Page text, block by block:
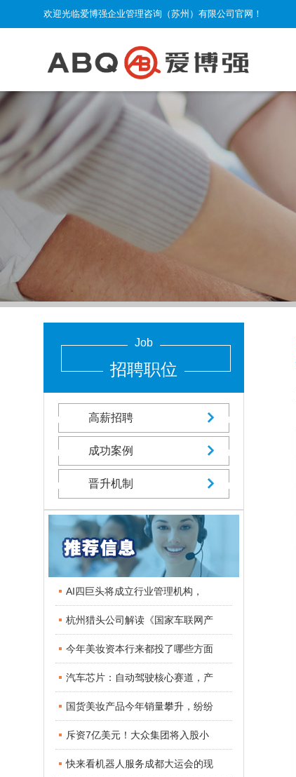
欢迎光临爱博强企业管理咨询（苏州）有限公司官网！
Job
招聘职位
高薪招聘
成功案例
晋升机制
AI四巨头将成立行业管理机构，
杭州猎头公司解读《国家车联网产
今年美妆资本行来都投了哪些方面
汽车芯片：自动驾驶核心赛道，产
国货美妆产品今年销量攀升，纷纷
斥资7亿美元！大众集团将入股小
快来看机器人服务成都大运会的现